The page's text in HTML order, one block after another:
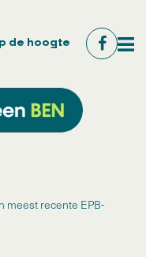
de hoogte
meest recente EPB-